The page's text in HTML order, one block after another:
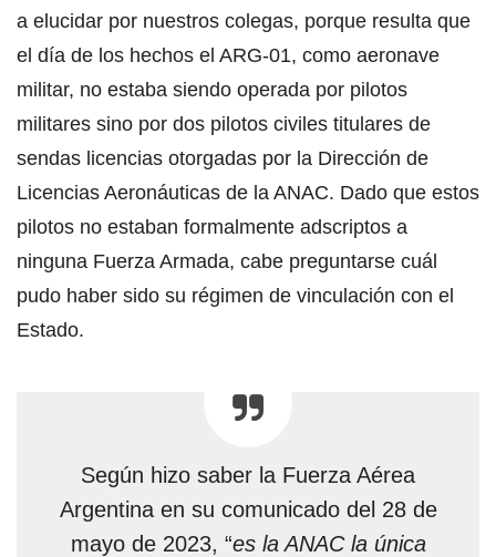
a elucidar por nuestros colegas, porque resulta que
el día de los hechos el ARG-01, como aeronave
militar, no estaba siendo operada por pilotos
militares sino por dos pilotos civiles titulares de
sendas licencias otorgadas por la Dirección de
Licencias Aeronáuticas de la ANAC. Dado que estos
pilotos no estaban formalmente adscriptos a
ninguna Fuerza Armada, cabe preguntarse cuál
pudo haber sido su régimen de vinculación con el
Estado.
Según hizo saber la Fuerza Aérea
Argentina en su comunicado del 28 de
mayo de 2023, “es la ANAC la única